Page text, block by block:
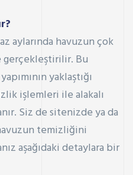
aylarında havuzun çok
Bu
yapımının yaklaştığı
işlemleri ile alakalı
Siz de sitenizde ya da
temizliğini
aşağıdaki detaylara bir